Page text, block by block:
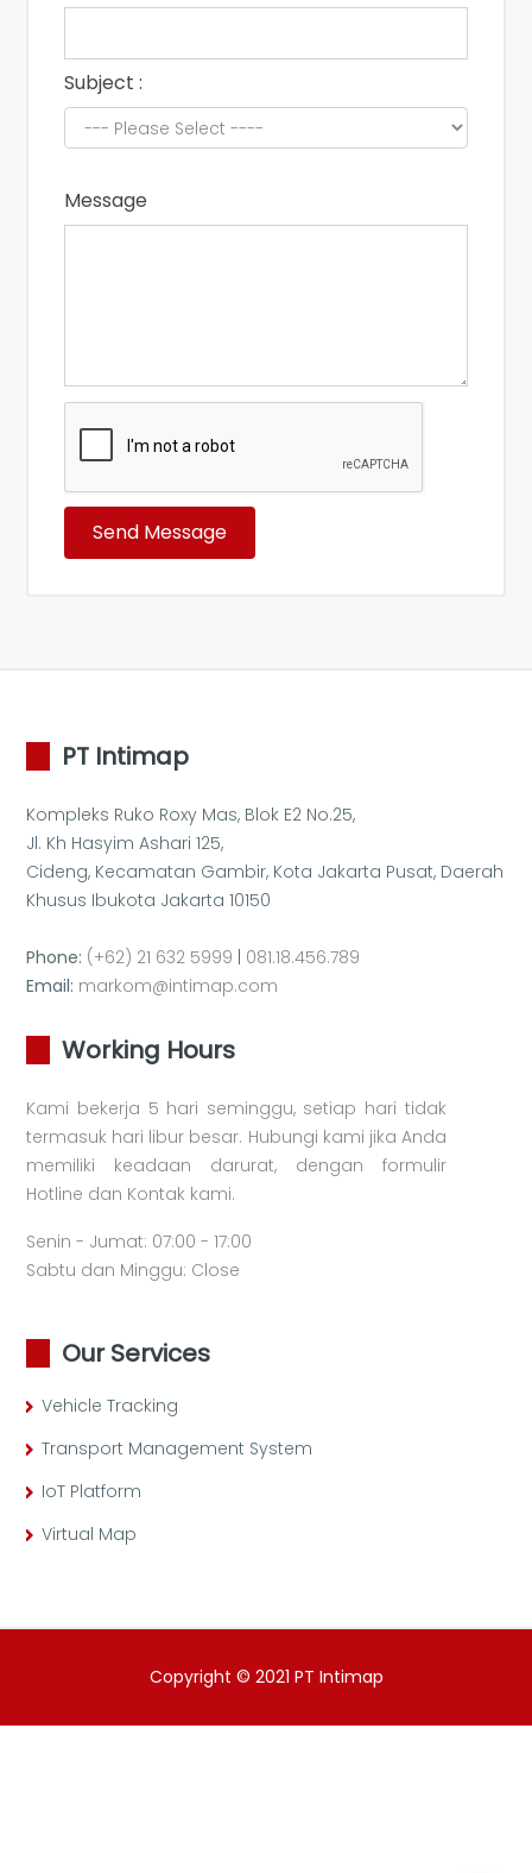
Subject :
Message
Send Message
PT Intimap
Kompleks Ruko Roxy Mas, Blok E2 No.25,
Jl. Kh Hasyim Ashari 125,
Cideng, Kecamatan Gambir, Kota Jakarta Pusat, Daerah
Khusus Ibukota Jakarta 10150
Phone: (+62) 21 632 5999 | 081.18.456.789
Email: markom@intimap.com
Working Hours
Kami bekerja 5 hari seminggu, setiap hari tidak
termasuk hari libur besar. Hubungi kami jika Anda
memiliki keadaan darurat, dengan formulir
Hotline dan Kontak kami.
Senin - Jumat: 07:00 - 17:00
Sabtu dan Minggu: Close
Our Services
Vehicle Tracking
Transport Management System
IoT Platform
Virtual Map
Copyright © 2021 PT Intimap